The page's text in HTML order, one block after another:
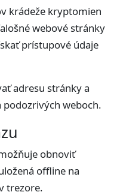
krádeže kryptomien
webové stránky
prístupové údaje
adresu stránky a
podozrivých weboch.
obnoviť
offline na
trezore.